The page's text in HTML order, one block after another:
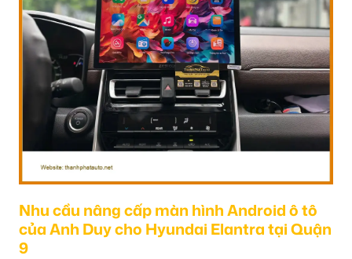
Nhu cầu nâng cấp màn hình Android ô tô
của Anh Duy cho Hyundai Elantra tại Quận
9